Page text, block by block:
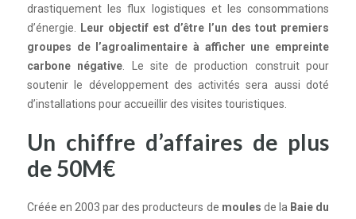
drastiquement les flux logistiques et les consommations
d’énergie. Leur objectif est d’être l’un des tout premiers
groupes de l’agroalimentaire à afficher une empreinte
carbone négative. Le site de production construit pour
soutenir le développement des activités sera aussi doté
d’installations pour accueillir des visites touristiques.
Un chiffre d’affaires de plus
de 50M€
Créée en 2003 par des producteurs de moules de laBaie du